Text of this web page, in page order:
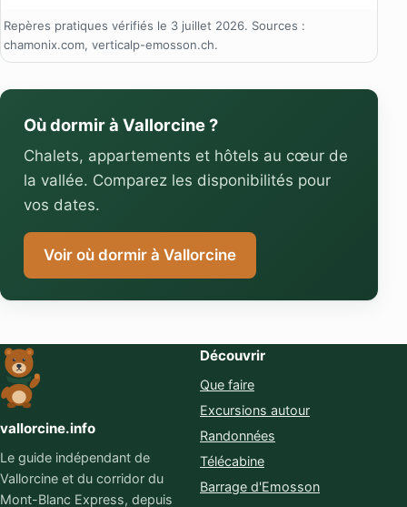
Repères pratiques vérifiés le 3 juillet 2026. Sources :
chamonix.com, verticalp-emosson.ch.
Où dormir à Vallorcine ?
Chalets, appartements et hôtels au cœur de
la vallée. Comparez les disponibilités pour
vos dates.
Voir où dormir à Vallorcine
vallorcine.info
Le guide indépendant de
Vallorcine et du corridor du
Mont-Blanc Express, depuis
Découvrir
Que faire
Excursions autour
Randonnées
Télécabine
Barrage d'Emosson